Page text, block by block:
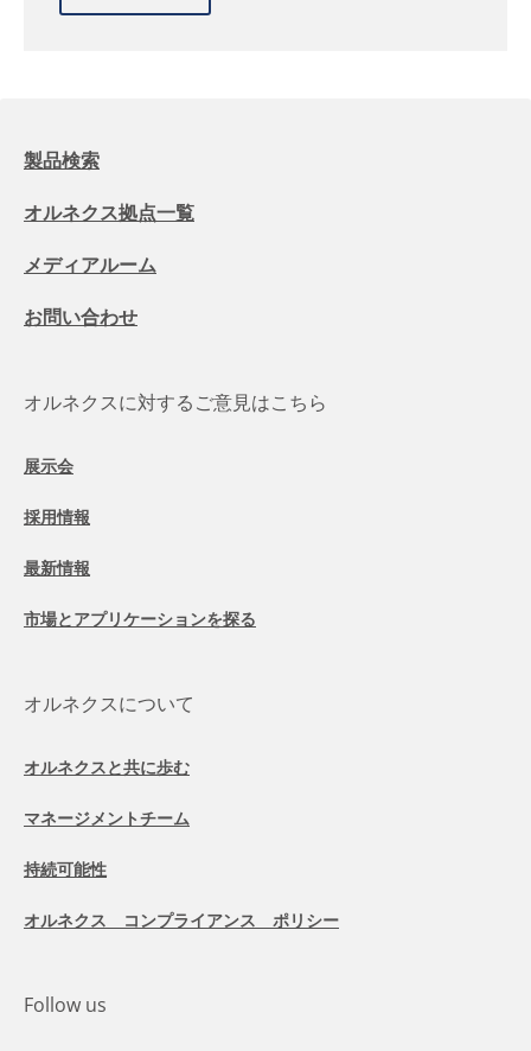
製品検索
オルネクス拠点一覧
メディアルーム
お問い合わせ
オルネクスに対するご意見はこちら
展示会
採用情報
最新情報
市場とアプリケーションを探る
オルネクスについて
オルネクスと共に歩む
マネージメントチーム
持続可能性
オルネクス コンプライアンス ポリシー
Follow us